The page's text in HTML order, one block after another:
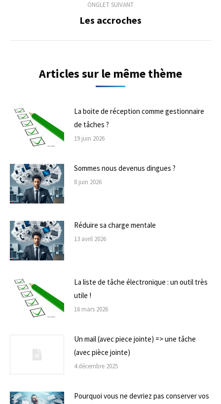
ONGLET SUIVANT
Onglet
Les accroches
Articles sur le même thème
La boite de réception comme gestionnaire
de tâches ?
19 juin 2026
Sommes nous devenus dingues ?
8 juin 2026
Réduire sa charge mentale
13 avril 2026
La liste de tâche électronique : un outil très
utile !
16 mars 2026
Un mail (avec piece jointe) => une tâche
(avec pièce jointe)
4 décembre 2025
Pourquoi vous ne devriez pas conserver vos